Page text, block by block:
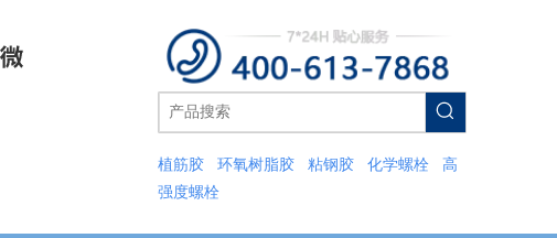
植筋胶 环氧树脂胶 粘钢胶 化学螺栓
高
强度螺栓